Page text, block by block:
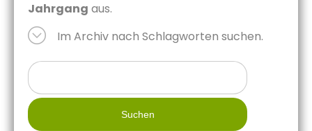
Jahrgang aus.
Im Archiv nach Schlagworten suchen.
Suchen